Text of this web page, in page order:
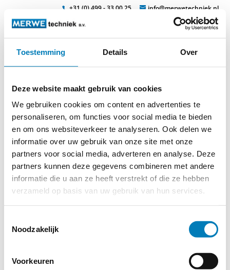
Toestemming Details Over
Deze website maakt gebruik van cookies
We gebruiken cookies om content en advertenties te
personaliseren, om functies voor social media te bieden
en om ons websiteverkeer te analyseren. Ook delen we
informatie over uw gebruik van onze site met onze
partners voor social media, adverteren en analyse. Deze
partners kunnen deze gegevens combineren met andere
informatie die u aan ze heeft verstrekt of die ze hebben
verzameld op basis van uw gebruik van hun services.
Noodzakelijk
Voorkeuren
+31 (0) 499 - 33 00 25 info@merwetechniek.nl
Veelzijdig in elektrotechnische producten
ventilatie-menu
Cookieverklaring
Verdere contact gegevens